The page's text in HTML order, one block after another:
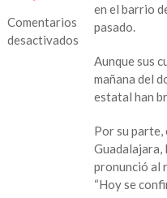
Comentarios
desactivados
en el barrio
pasado.
Aunque sus
mañana del
estatal han
Por su parte,
Guadalajara,
pronunció al
“Hoy se